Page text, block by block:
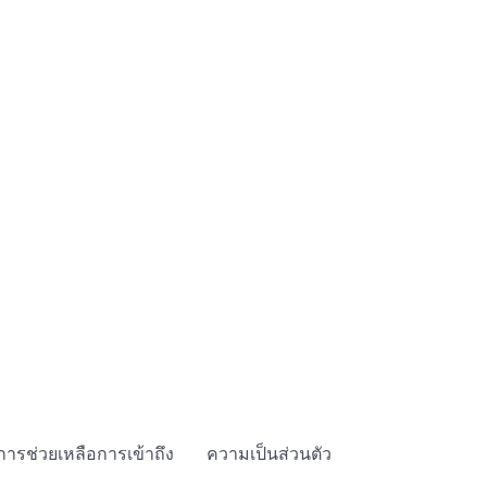
ารช่วยเหลือการเข้าถึง ความเป็นส่วนตัว